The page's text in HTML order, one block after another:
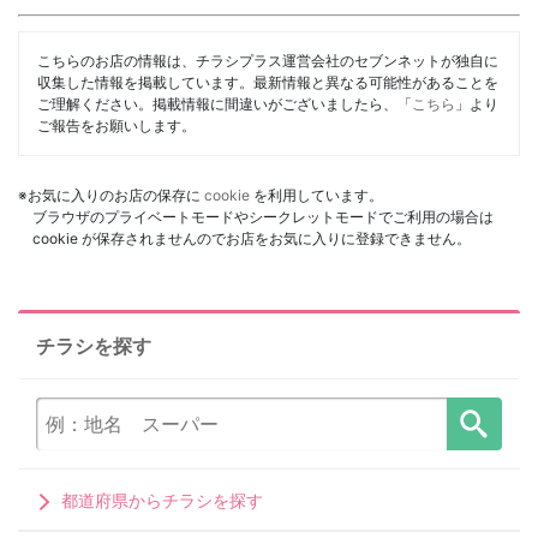
こちらのお店の情報は、チラシプラス運営会社のセブンネットが独自に
収集した情報を掲載しています。最新情報と異なる可能性があることを
ご理解ください。掲載情報に間違いがございましたら、「 こちら 」より
ご報告をお願いします。
※お気に入りのお店の保存に cookie を利用しています。
ブラウザのプライベートモードやシークレットモードでご利用の場合は
cookie が保存されませんのでお店をお気に入りに登録できません。
チラシを探す
都道府県からチラシを探す